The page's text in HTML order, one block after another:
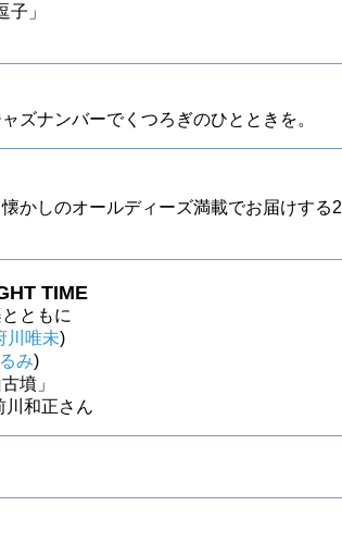
」
ズナンバーでくつろぎのひとときを。
かしのオールディーズ満載でお届けする2
TIME
ともに
川唯未)
み)
墳」
和正さん